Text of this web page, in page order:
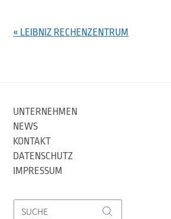
« LEIBNIZ RECHENZENTRUM
UNTERNEHMEN
NEWS
KONTAKT
DATENSCHUTZ
IMPRESSUM